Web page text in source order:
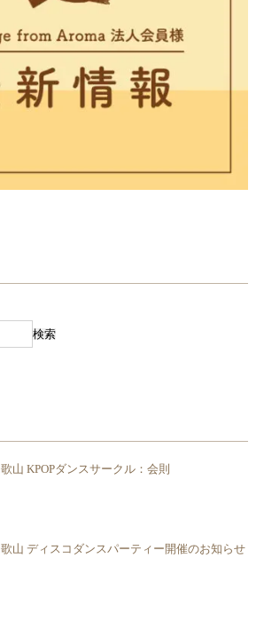
検索
和歌山 KPOPダンスサークル：会則
和歌山 ディスコダンスパーティー開催のお知らせ